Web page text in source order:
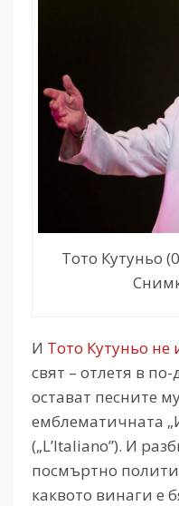
Тото Кутуньо
И Тото Кутуньо
свят – отлетя в
остават песните
емблематичната
(„L’Italiano”). И
посмъртно
каквото винаги е